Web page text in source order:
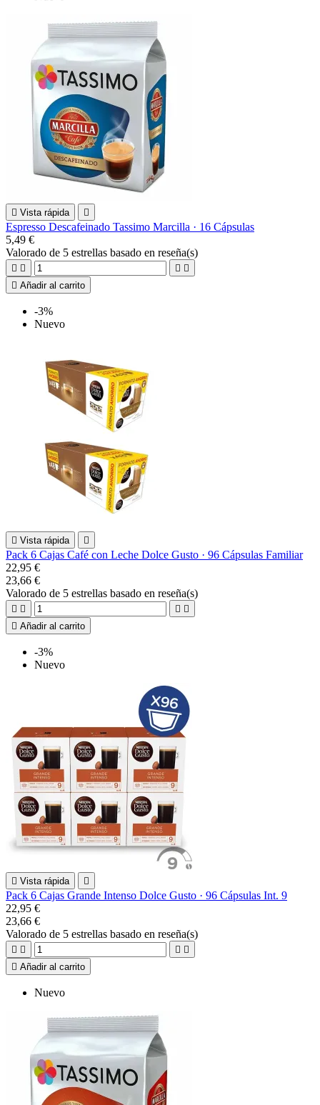
 Vista rápida 
Espresso Descafeinado Tassimo Marcilla · 16 Cápsulas
5,49 €
Valorado de 5 estrellas basado en reseña(s)
   
 Añadir al carrito
-3%
Nuevo
 Vista rápida 
Pack 6 Cajas Café con Leche Dolce Gusto · 96 Cápsulas Familiar
22,95 €
23,66 €
Valorado de 5 estrellas basado en reseña(s)
   
 Añadir al carrito
-3%
Nuevo
 Vista rápida 
Pack 6 Cajas Grande Intenso Dolce Gusto · 96 Cápsulas Int. 9
22,95 €
23,66 €
Valorado de 5 estrellas basado en reseña(s)
   
 Añadir al carrito
Nuevo